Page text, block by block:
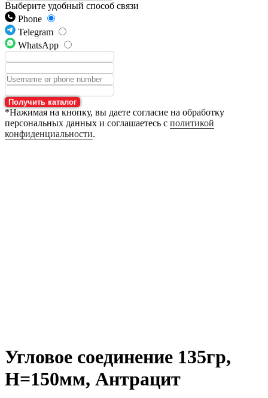
Выберите удобный способ связи
Phone
Telegram
WhatsApp
Получить каталог
*Нажимая на кнопку, вы даете согласие на обработку
персональных данных и соглашаетесь с политикой
конфиденциальности.
Угловое соединение 135гр,
H=150мм, Антрацит